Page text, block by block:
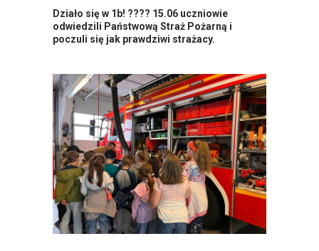
Działo się w 1b! ???? 15.06 uczniowie
odwiedzili Państwową Straż Pożarną i
poczuli się jak prawdziwi strażacy.